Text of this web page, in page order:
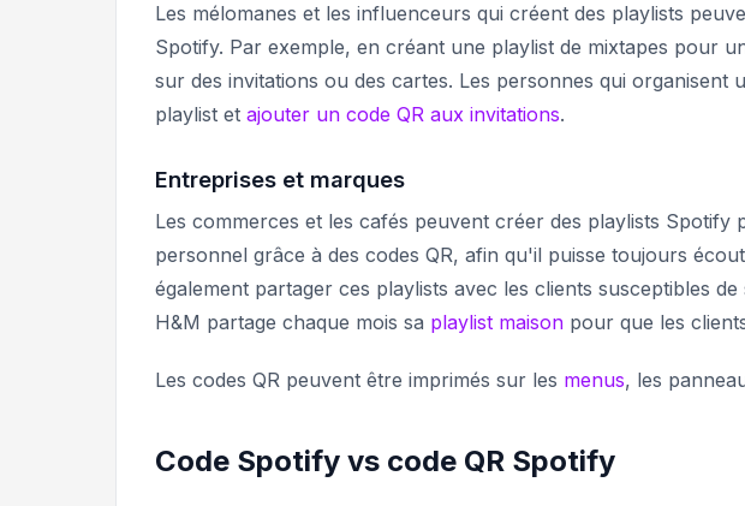
Les mélomanes et les influenceurs qui créent des playlists
Spotify. Par exemple, en créant une playlist de mixtapes pour
sur des invitations ou des cartes. Les personnes qui organisent
playlist et ajouter un code QR aux invitations.
Entreprises et marques
Les commerces et les cafés peuvent créer des playlists Spotify
personnel grâce à des codes QR, afin qu'il puisse toujours
également partager ces playlists avec les clients susceptibles
H&M partage chaque mois sa playlist maison pour que les
Les codes QR peuvent être imprimés sur les menus, les
Code Spotify vs code QR Spotify